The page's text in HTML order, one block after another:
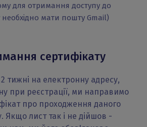
для отримання доступу до
необхідно мати пошту Gmail)
сертифікату
тижні на електронну адресу,
при реєстрації, ми направимо
про проходження даного
Якщо лист так і не дійшов -